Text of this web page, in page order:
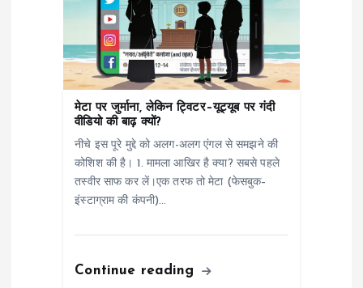
मेटा पर जुर्माना, लेकिन ट्विटर–यूट्यूब पर गंदी
वीडियो की बाढ़ क्यों?
नीचे इस पूरे मुद्दे को अलग-अलग एंगल से समझने की
कोशिश की है। 1. मामला आखिर है क्या? सबसे पहले
तस्वीर साफ कर लें।एक तरफ तो मेटा (फेसबुक–
इंस्टाग्राम की कंपनी)…
Continue reading